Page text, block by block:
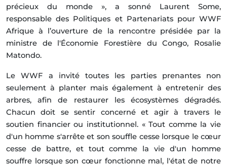
précieux du monde », a sonné Laurent Some,
responsable des Politiques et Partenariats pour WWF
Afrique à l’ouverture de la rencontre présidée par la
ministre de l'Économie Forestière du Congo, Rosalie
Matondo.
Le WWF a invité toutes les parties prenantes non
seulement à planter mais également à entretenir des
arbres, afin de restaurer les écosystèmes dégradés.
Chacun doit se sentir concerné et agir à travers le
soutien financier ou institutionnel. « Tout comme la vie
d'un homme s'arrête et son souffle cesse lorsque le cœur
cesse de battre, et tout comme la vie d'un homme
souffre lorsque son cœur fonctionne mal, l'état de notre